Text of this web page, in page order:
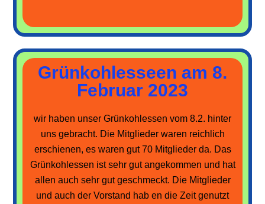
Grünkohlesseen am 8.
Februar 2023
wir haben unser Grünkohlessen vom 8.2. hinter
uns gebracht. Die Mitglieder waren reichlich
erschienen, es waren gut 70 Mitglieder da. Das
Grünkohlessen ist sehr gut angekommen und hat
allen auch sehr gut geschmeckt. Die Mitglieder
und auch der Vorstand hab en die Zeit genutzt